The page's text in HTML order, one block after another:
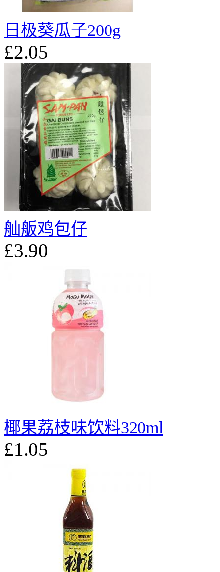
日极葵瓜子200g
£2.05
舢舨鸡包仔
£3.90
椰果荔枝味饮料320ml
£1.05